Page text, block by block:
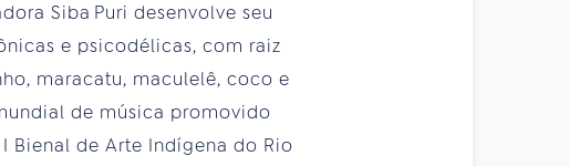
Siba Puri desenvolve seu
e psicodélicas, com raiz
maracatu, maculelê, coco e
de música promovido
Bienal de Arte Indígena do Rio